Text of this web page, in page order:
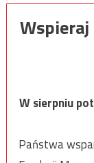
Wspieraj
W sierpniu
Państwa